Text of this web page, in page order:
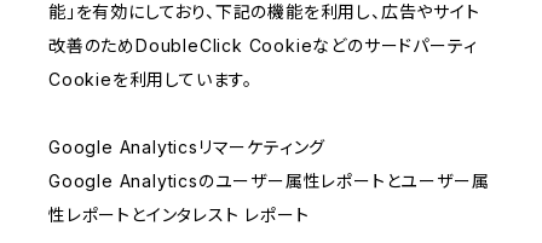
能」を有効にしており、下記の機能を利用し、広告やサイト
改善のためDoubleClick Cookieなどのサードパーティ
Cookieを利用しています。
Google Analyticsリマーケティング
Google Analyticsのユーザー属性レポートとユーザー属
性レポートとインタレスト レポート